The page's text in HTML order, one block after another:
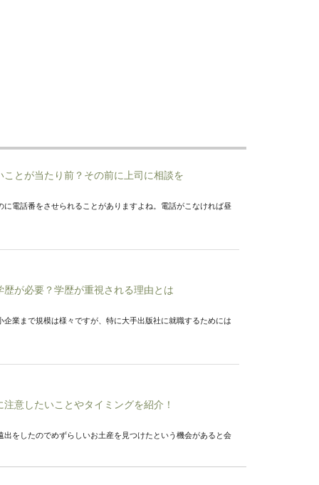
とが当たり前？その前に上司に相談を
に電話番をさせられることがありますよね。電話がこなければ昼
が必要？学歴が重視される理由とは
企業まで規模は様々ですが、特に大手出版社に就職するためには
意したいことやタイミングを紹介！
出をしたのでめずらしいお土産を見つけたという機会があると会